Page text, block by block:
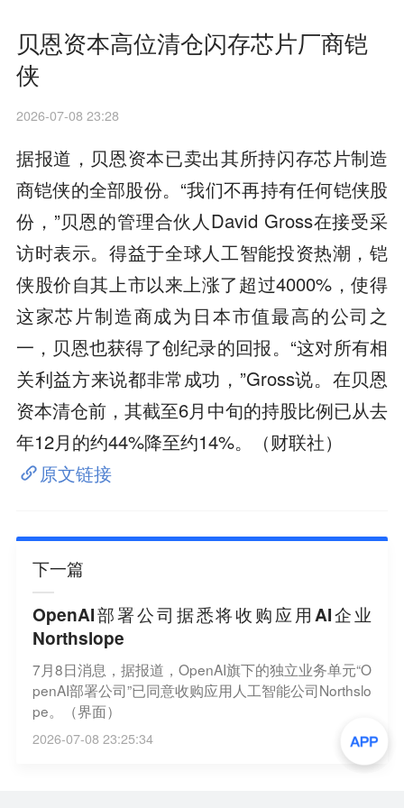
贝恩资本高位清仓闪存芯片厂商铠
侠
2026-07-08 23:28
据报道，贝恩资本已卖出其所持闪存芯片制造
商铠侠的全部股份。“我们不再持有任何铠侠股
份，”贝恩的管理合伙人David Gross在接受采
访时表示。得益于全球人工智能投资热潮，铠
侠股价自其上市以来上涨了超过4000%，使得
这家芯片制造商成为日本市值最高的公司之
一，贝恩也获得了创纪录的回报。“这对所有相
关利益方来说都非常成功，”Gross说。在贝恩
资本清仓前，其截至6月中旬的持股比例已从去
年12月的约44%降至约14%。（财联社）
原文链接
下一篇
OpenAI部署公司据悉将收购应用AI企业
Northslope
7月8日消息，据报道，OpenAI旗下的独立业务单元“O
penAI部署公司”已同意收购应用人工智能公司Northslo
pe。（界面）
2026-07-08 23:25:34